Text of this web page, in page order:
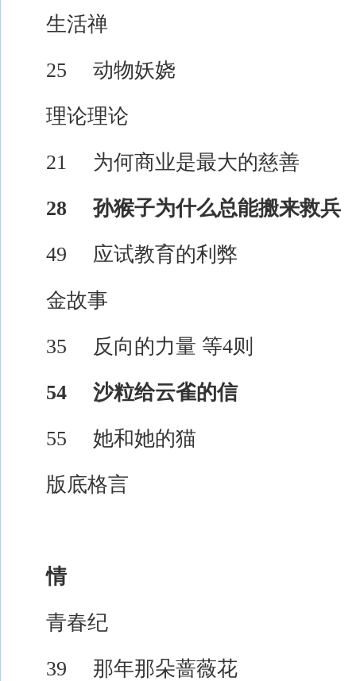
生活禅
25 动物妖娆
理论理论
21 为何商业是最大的慈善
28 孙猴子为什么总能搬来救兵
49 应试教育的利弊
金故事
35 反向的力量 等4则
54 沙粒给云雀的信
55 她和她的猫
版底格言
情
青春纪
39 那年那朵蔷薇花